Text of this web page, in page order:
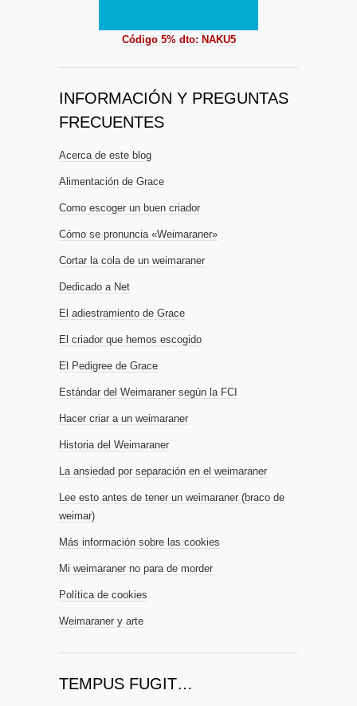
Código 5% dto: NAKU5
INFORMACIÓN Y PREGUNTAS
FRECUENTES
Acerca de este blog
Alimentación de Grace
Como escoger un buen criador
Cómo se pronuncia «Weimaraner»
Cortar la cola de un weimaraner
Dedicado a Net
El adiestramiento de Grace
El criador que hemos escogido
El Pedigree de Grace
Estándar del Weimaraner según la FCI
Hacer criar a un weimaraner
Historia del Weimaraner
La ansiedad por separación en el weimaraner
Lee esto antes de tener un weimaraner (braco de
weimar)
Más información sobre las cookies
Mi weimaraner no para de morder
Política de cookies
Weimaraner y arte
TEMPUS FUGIT…